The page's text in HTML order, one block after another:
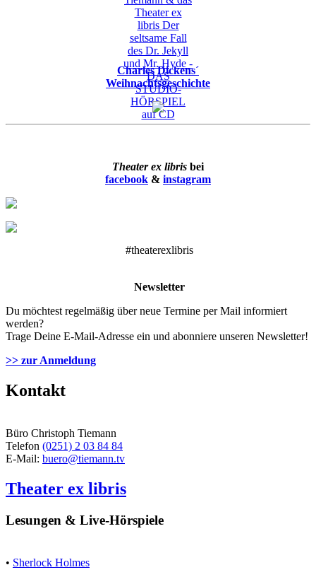
Charles Dickens´
Weihnachtsgeschichte
Theater ex libris bei
facebook & instagram
#theaterexlibris
Newsletter
Du möchtest regelmäßig über neue Termine per Mail informiert
werden?
Trage Deine E-Mail-Adresse ein und abonniere unseren Newsletter!
>> zur Anmeldung
Kontakt
Büro Christoph Tiemann
Telefon (0251) 2 03 84 84
E-Mail: buero@tiemann.tv
Theater ex libris
Lesungen & Live-Hörspiele
• Sherlock Holmes